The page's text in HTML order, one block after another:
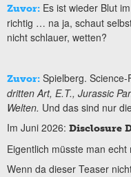
Zuvor: Es ist wieder Blut
richtig … na ja, schaut
nicht schlauer, wetten?
Zuvor: Spielberg. Science-
dritten Art, E.T., Jurassic
Welten. Und das sind nur
Im Juni 2026: Disclosure
Eigentlich müsste man
Wenn da dieser Teaser